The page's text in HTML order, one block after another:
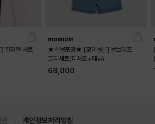
필라젠 세트
moimoln
★선물포장★ [모이몰른] 문브리즈
코디세트(티셔츠+데님)
68,000
개인정보처리방침